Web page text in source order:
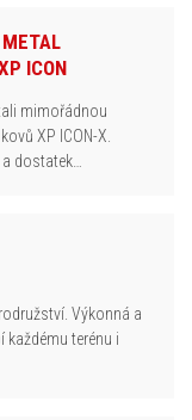
ICON
mimořádnou
XP ICON-X.
dostatek…
Výkonná a
každému terénu i